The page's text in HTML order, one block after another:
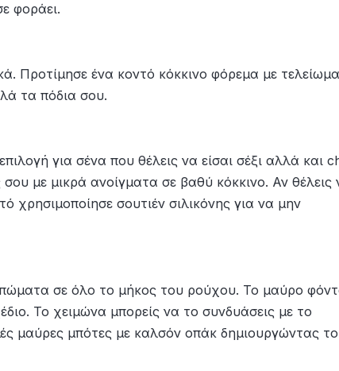
φοράει.
Προτίμησε ένα κοντό κόκκινο φόρεμα με
τα πόδια σου.
για σένα που θέλεις να είσαι σέξι αλλά και
με μικρά ανοίγματα σε βαθύ κόκκινο. Αν θέλεις
χρησιμοποίησε σουτιέν σιλικόνης για να μην
σε όλο το μήκος του ρούχου. Το μαύρο
Το χειμώνα μπορείς να το συνδυάσεις με το
μαύρες μπότες με καλσόν οπάκ δημιουργώντας το